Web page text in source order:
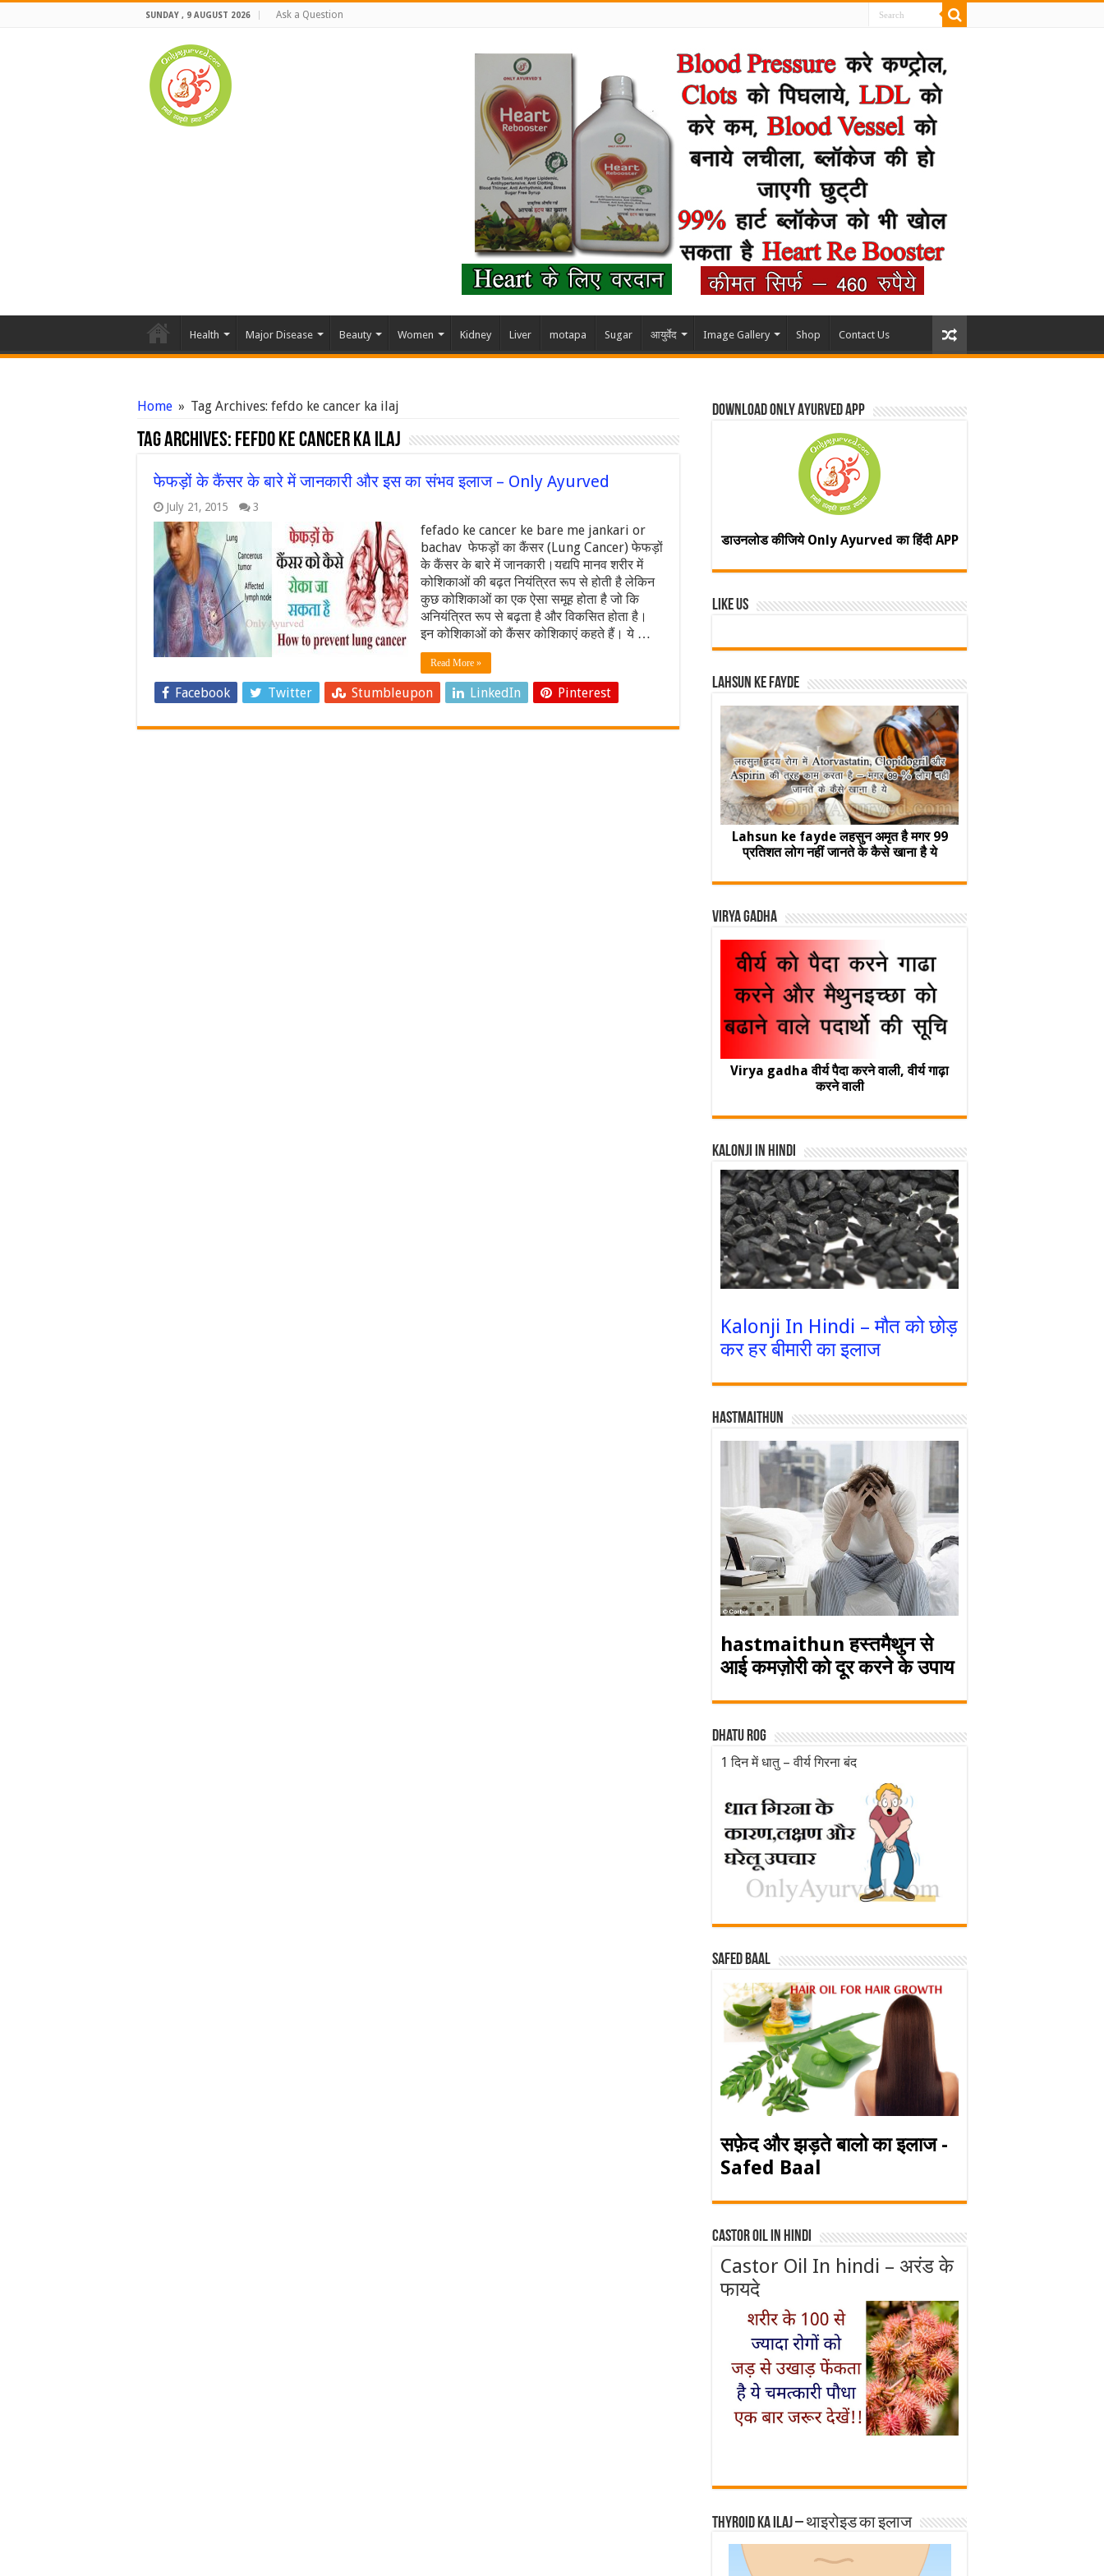
SUNDAY , 9 AUGUST 2026 Ask a Question
Health Major Disease Beauty Women Kidney Liver motapa Sugar आयुर्वेद Image Gallery Shop Contact Us
Home » Tag Archives: fefdo ke cancer ka ilaj
Tag Archives: fefdo ke cancer ka ilaj
फेफड़ों के कैंसर के बारे में जानकारी और इस का संभव इलाज – Only Ayurved
July 21, 2015 3
fefado ke cancer ke bare me jankari or
bachav फेफड़ों का कैंसर (Lung Cancer) फेफड़ों
के कैंसर के बारे में जानकारी।यद्यपि मानव शरीर में
कोशिकाओं की बढ़त नियंत्रित रूप से होती है लेकिन
कुछ कोशिकाओं का एक ऐसा समूह होता है जो कि
अनियंत्रित रूप से बढ़ता है और विकसित होता है।
इन कोशिकाओं को कैंसर कोशिकाएं कहते हैं। ये …
Read More »
Facebook Twitter Stumbleupon LinkedIn Pinterest
Download Only Ayurved App
डाउनलोड कीजिये Only Ayurved का हिंदी APP
Like Us
Lahsun ke fayde
Lahsun ke fayde लहसुन अमृत है मगर 99
प्रतिशत लोग नहीं जानते के कैसे खाना है ये
Virya Gadha
Virya gadha वीर्य पैदा करने वाली, वीर्य गाढ़ा
करने वाली
Kalonji In Hindi
Kalonji In Hindi – मौत को छोड़
कर हर बीमारी का इलाज
Hastmaithun
hastmaithun हस्तमैथुन से
आई कमज़ोरी को दूर करने के उपाय
Dhatu rog
1 दिन में धातु – वीर्य गिरना बंद
Safed baal
सफ़ेद और झड़ते बालो का इलाज -
Safed Baal
Castor Oil In Hindi
Castor Oil In hindi – अरंड के
फायदे
Thyroid ka ilaj – थाइरोइड का इलाज